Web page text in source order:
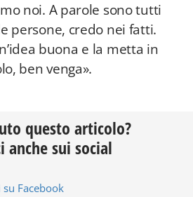
noi. A parole sono tutti
persone, credo nei fatti.
buona e la metta in
ben venga».
questo articolo?
anche sui social
su Facebook